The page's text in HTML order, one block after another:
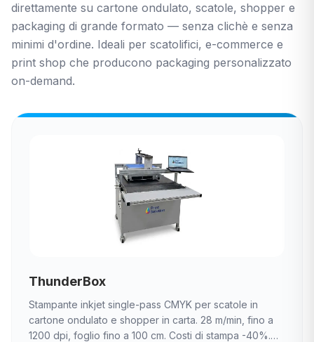
direttamente su cartone ondulato, scatole, shopper e
packaging di grande formato — senza clichè e senza
minimi d'ordine. Ideali per scatolifici, e-commerce e
print shop che producono packaging personalizzato
on-demand.
ThunderBox
Stampante inkjet single-pass CMYK per scatole in
cartone ondulato e shopper in carta. 28 m/min, fino a
1200 dpi, foglio fino a 100 cm. Costi di stampa -40%.